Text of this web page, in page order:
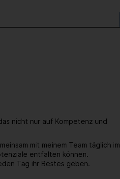
nicht nur auf Kompetenz und
mit meinem Team täglich im
entfalten können.
Tag ihr Bestes geben.